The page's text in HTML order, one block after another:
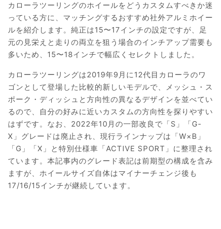
カローラツーリングのホイールをどうカスタムすべきか迷
っている方に、マッチングするおすすめ社外アルミホイー
ルを紹介します。純正は15〜17インチの設定ですが、足
元の見栄えと走りの両立を狙う場合のインチアップ需要も
多いため、15〜18インチで幅広くセレクトしました。
カローラツーリングは2019年9月に12代目カローラのワ
ゴンとして登場した比較的新しいモデルで、メッシュ・ス
ポーク・ディッシュと方向性の異なるデザインを並べてい
るので、自分の好みに近いカスタムの方向性を探りやすい
はずです。なお、2022年10月の一部改良で「S」「G-
X」グレードは廃止され、現行ラインナップは「W×B」
「G」「X」と特別仕様車「ACTIVE SPORT」に整理され
ています。本記事内のグレード表記は前期型の構成を含み
ますが、ホイールサイズ自体はマイナーチェンジ後も
17/16/15インチが継続しています。